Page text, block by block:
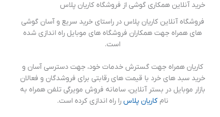
خرید آنلاین همکاری گوشی از فروشگاه کاریان پلاس
فروشگاه آنلاین کاریان پلاس در راستای خرید سریع و آسان گوشی
های همراه جهت همکاران فروشگاه های موبایل راه اندازی شده
است.
کاریان همراه جهت گسترش خدمات خود، جهت دسترسی آسان و
خرید سبد های خرد با قیمت های رقابتی برای فروشدگان و فعالان
بازار موبایل در بستر آنلاین، سامانه فروش مویرگی تلفن همراه به
نامکاریان پلاس را راه اندازی کرده است.